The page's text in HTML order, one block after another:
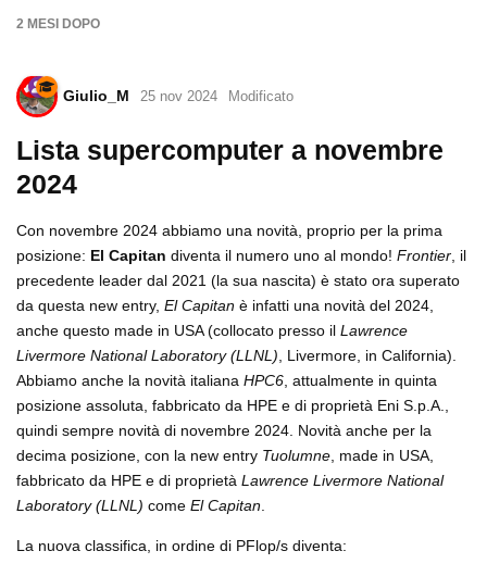
2 MESI DOPO
Giulio_M 25 nov 2024 Modificato
Lista supercomputer a novembre
2024
Con novembre 2024 abbiamo una novità, proprio per la prima
posizione: El Capitan diventa il numero uno al mondo! Frontier, il
precedente leader dal 2021 (la sua nascita) è stato ora superato
da questa new entry, El Capitan è infatti una novità del 2024,
anche questo made in USA (collocato presso il Lawrence
Livermore National Laboratory (LLNL), Livermore, in California).
Abbiamo anche la novità italiana HPC6, attualmente in quinta
posizione assoluta, fabbricato da HPE e di proprietà Eni S.p.A.,
quindi sempre novità di novembre 2024. Novità anche per la
decima posizione, con la new entry Tuolumne, made in USA,
fabbricato da HPE e di proprietà Lawrence Livermore National
Laboratory (LLNL) come El Capitan.
La nuova classifica, in ordine di PFlop/s diventa: